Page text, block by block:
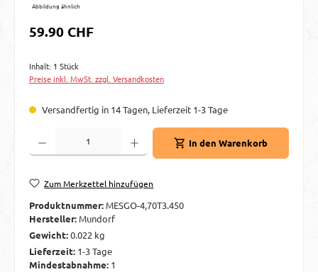
Abbildung ähnlich
Regulärer Preis:
59.90 CHF
Inhalt: 1 Stück
Preise inkl. MwSt. zzgl. Versandkosten
Versandfertig in 14 Tagen, Lieferzeit 1-3 Tage
Produkt Anzahl: Gib den gewünschten Wert ein oder benutze die Schaltflächen
In den Warenkorb
Zum Merkzettel hinzufügen
Produktnummer: MESGO-4,70T3.450
Hersteller: Mundorf
Gewicht:0.022 kg
Lieferzeit: 1-3 Tage
Mindestabnahme: 1